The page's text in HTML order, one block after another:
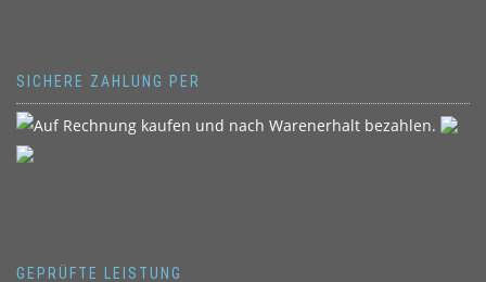
SICHERE ZAHLUNG PER
GEPRÜFTE LEISTUNG